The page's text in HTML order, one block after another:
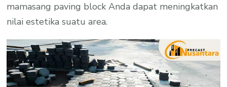
mamasang paving block Anda dapat meningkatkan
nilai estetika suatu area.